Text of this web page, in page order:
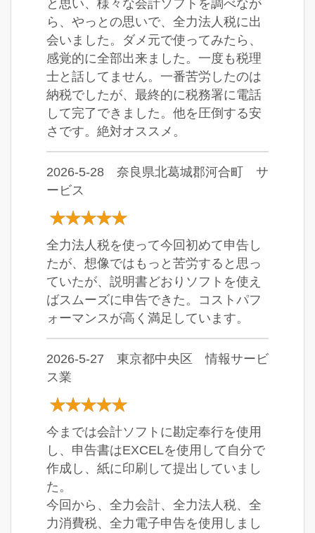
と思い、様々な会計ソフトを調べなが
ら、やっとの思いで、全力法人税に出
会いました。ダメ元で使ってみたら、
感覚的に全部出来ました。一度も税理
士と話してません。一番苦労したのは
納税でしたが、最終的に税務署に電話
して完了できました。他を圧倒する安
さです。絶対オススメ。
2026-5-28 奈良県北葛城郡河合町 サ
ービス
全力法人税を使って今回初めて申告し
たが、想像ではもっと苦労すると思っ
ていたが、説明書どおりソフトを使え
ばスムーズに申告できた。コストパフ
ォーマンスが高く満足しています。
2026-5-27 東京都中央区 情報サービ
ス業
今までは会計ソフトに勘定奉行を使用
し、申告書はEXCELを使用して自分で
作成し、紙に印刷して提出していまし
た。
今回から、全力会計、全力法人税、全
力消費税、全力電子申告を使用しまし